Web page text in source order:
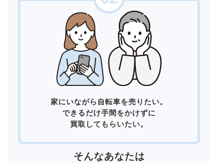
家にいながら自転車を売りたい。
できるだけ手間をかけずに
買取してもらいたい。
そんなあなたは